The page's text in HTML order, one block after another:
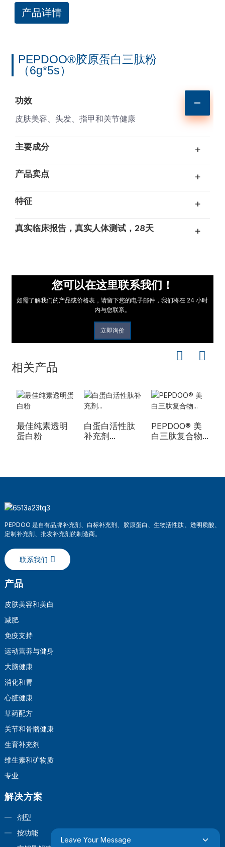
产品详情
PEPDOO®胶原蛋白三肽粉
（6g*5s）
功效
皮肤美容、头发、指甲和关节健康
主要成分 +
产品卖点 +
特征 +
真实临床报告，真实人体测试，28天 +
您可以在这里联系我们！
如需了解我们的产品或价格表，请留下您的电子邮件，我们将在 24 小时
内与您联系。
立即询价
相关产品
最佳纯素透明
蛋白粉
白蛋白活性肽
补充剂...
PEPDOO® 美
白三肽复合物...
PEPDOO 是自有品牌补充剂、白标补充剂、胶原蛋白、生物活性肽、透明质酸、
定制补充剂、批发补充剂的制造商。
联系我们
产品
皮肤美容和美白
减肥
免疫支持
运动营养与健身
大脑健康
消化和胃
心脏健康
草药配方
关节和骨骼健康
生育补充剂
维生素和矿物质
专业
解决方案
剂型
按功能
Leave Your Message